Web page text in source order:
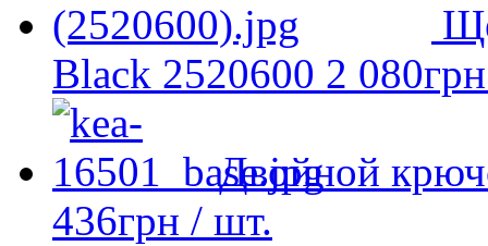
Black 2520600 2 080грн
Двойной
436грн / шт.